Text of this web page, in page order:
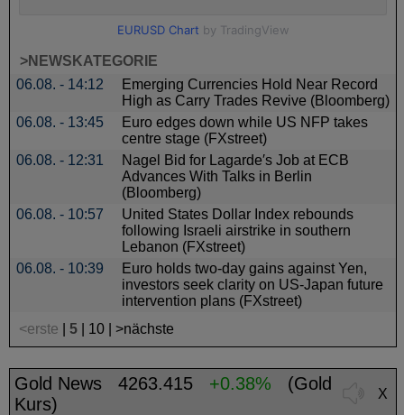
>NEWSKATEGORIE
06.08. - 14:12
Emerging Currencies Hold Near Record
High as Carry Trades Revive (Bloomberg)
06.08. - 13:45
Euro edges down while US NFP takes
centre stage (FXstreet)
06.08. - 12:31
Nagel Bid for Lagarde′s Job at ECB
Advances With Talks in Berlin
(Bloomberg)
06.08. - 10:57
United States Dollar Index rebounds
following Israeli airstrike in southern
Lebanon (FXstreet)
06.08. - 10:39
Euro holds two-day gains against Yen,
investors seek clarity on US-Japan future
intervention plans (FXstreet)
<erste
5 10 >nächste
Gold News 4263.415 +0.38% (Gold
Kurs)
X